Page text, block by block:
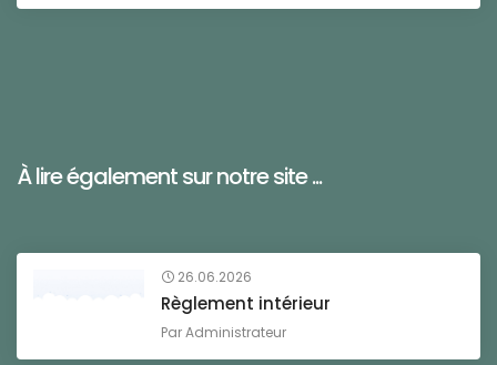
À lire également sur notre site ...
26.06.2026
Règlement intérieur
ParAdministrateur